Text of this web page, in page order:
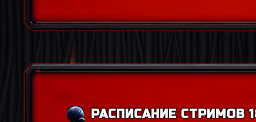
РАСПИСАНИЕ СТРИМОВ